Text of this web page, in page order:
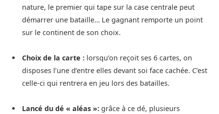
nature, le premier qui tape sur la case centrale peut
démarrer une bataille… Le gagnant remporte un point
sur le continent de son choix.
Choix de la carte : lorsqu’on reçoit ses 6 cartes, on
disposes l’une d’entre elles devant soi face cachée. C’est
celle-ci qui rentrera en jeu lors des batailles.
Lancé du dé « aléas »: grâce à ce dé, plusieurs